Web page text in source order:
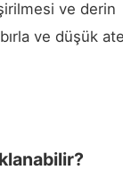
ve derin
ve düşük